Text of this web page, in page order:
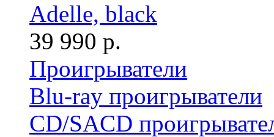
Adelle, black
39 990 р.
Проигрыватели
Blu-ray проигрыватели
CD/SACD